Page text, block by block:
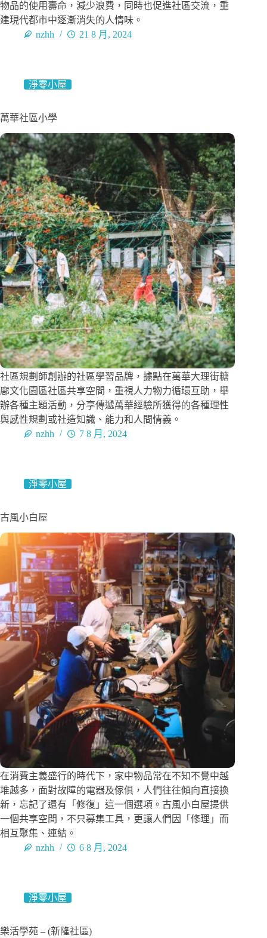
物品的使用壽命，減少浪費，同時也促進社區交流，重
建現代都市中逐漸消失的人情味。
nzhh
21 8 月, 2024
淨零小屋
萬華社區小學
社區規劃師創辦的社區學習品牌，據點在萬華大理街糖
廍文化園區社區共享空間，重視人力物力循環互助，舉
辦各種主題活動，分享傳遞萬華經驗所獲得的各種理性
與感性規劃或社造知識、能力和人間情義。
nzhh
7 8 月, 2024
淨零小屋
古風小白屋
在消費主義盛行的時代下，家中物品常在不知不覺中越
堆越多，面對故障的電器及傢俱，人們往往傾向直接換
新，忘記了還有「修復」這一個選項。古風小白屋提供
一個共享空間，不只募集工具，更讓人們因「修理」而
相互聚集、連結。
nzhh
6 8 月, 2024
淨零小屋
樂活學苑 – (新隆社區)